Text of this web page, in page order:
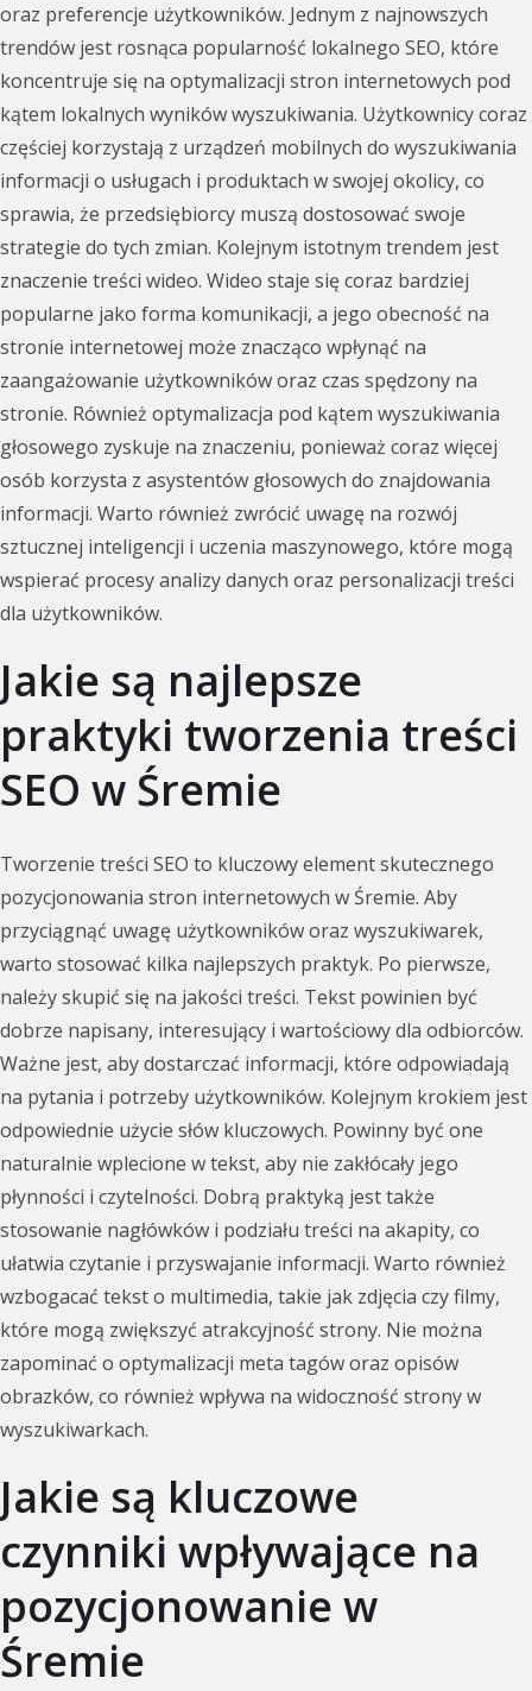
oraz preferencje użytkowników. Jednym z najnowszych
trendów jest rosnąca popularność lokalnego SEO, które
koncentruje się na optymalizacji stron internetowych pod
kątem lokalnych wyników wyszukiwania. Użytkownicy coraz
częściej korzystają z urządzeń mobilnych do wyszukiwania
informacji o usługach i produktach w swojej okolicy, co
sprawia, że przedsiębiorcy muszą dostosować swoje
strategie do tych zmian. Kolejnym istotnym trendem jest
znaczenie treści wideo. Wideo staje się coraz bardziej
popularne jako forma komunikacji, a jego obecność na
stronie internetowej może znacząco wpłynąć na
zaangażowanie użytkowników oraz czas spędzony na
stronie. Również optymalizacja pod kątem wyszukiwania
głosowego zyskuje na znaczeniu, ponieważ coraz więcej
osób korzysta z asystentów głosowych do znajdowania
informacji. Warto również zwrócić uwagę na rozwój
sztucznej inteligencji i uczenia maszynowego, które mogą
wspierać procesy analizy danych oraz personalizacji treści
dla użytkowników.
Jakie są najlepsze
praktyki tworzenia treści
SEO w Śremie
Tworzenie treści SEO to kluczowy element skutecznego
pozycjonowania stron internetowych w Śremie. Aby
przyciągnąć uwagę użytkowników oraz wyszukiwarek,
warto stosować kilka najlepszych praktyk. Po pierwsze,
należy skupić się na jakości treści. Tekst powinien być
dobrze napisany, interesujący i wartościowy dla odbiorców.
Ważne jest, aby dostarczać informacji, które odpowiadają
na pytania i potrzeby użytkowników. Kolejnym krokiem jest
odpowiednie użycie słów kluczowych. Powinny być one
naturalnie wplecione w tekst, aby nie zakłócały jego
płynności i czytelności. Dobrą praktyką jest także
stosowanie nagłówków i podziału treści na akapity, co
ułatwia czytanie i przyswajanie informacji. Warto również
wzbogacać tekst o multimedia, takie jak zdjęcia czy filmy,
które mogą zwiększyć atrakcyjność strony. Nie można
zapominać o optymalizacji meta tagów oraz opisów
obrazków, co również wpływa na widoczność strony w
wyszukiwarkach.
Jakie są kluczowe
czynniki wpływające na
pozycjonowanie w
Śremie